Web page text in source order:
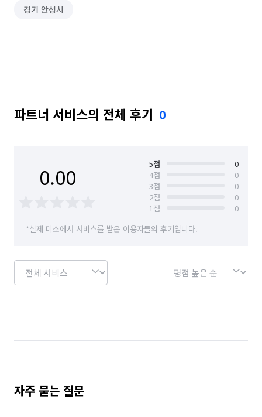
경기 안성시
파트너 서비스의 전체 후기 0
0.00 5점
0
4점
0
3점
0
2점
0
1점
0
*실제 미소에서 서비스를 받은 이용자들의 후기입니다.
자주 묻는 질문